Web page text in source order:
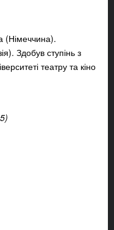
(Німеччина).
Здобув ступінь з
театру та кіно